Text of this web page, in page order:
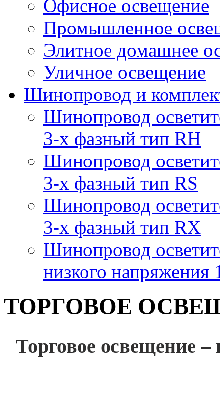
Офисное освещение
Промышленное
Элитное домашнее
Уличное освещение
Шинопровод и
Шинопровод
3-х фазный тип RH
Шинопровод
3-х фазный тип RS
Шинопровод
3-х фазный тип RX
Шинопровод
низкого напряжения
ТОРГОВОЕ
Торговое освещение